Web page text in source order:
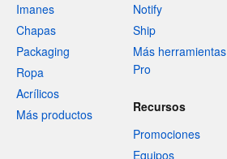
Imanes
Chapas
Packaging
Ropa
Acrílicos
Más productos
Notify
Ship
Más herramientas
Pro
Recursos
Promociones
Equipos